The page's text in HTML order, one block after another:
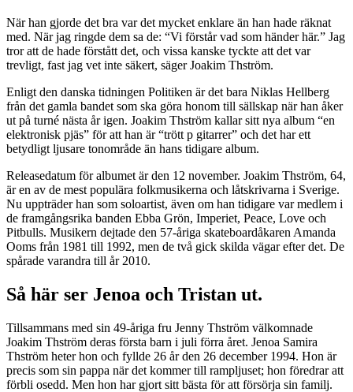
När han gjorde det bra var det mycket enklare än han hade räknat
med. När jag ringde dem sa de: “Vi förstår vad som händer här.” Jag
tror att de hade förstått det, och vissa kanske tyckte att det var
trevligt, fast jag vet inte säkert, säger Joakim Thström.
Enligt den danska tidningen Politiken är det bara Niklas Hellberg
från det gamla bandet som ska göra honom till sällskap när han åker
ut på turné nästa år igen. Joakim Thström kallar sitt nya album “en
elektronisk pjäs” för att han är “trött p gitarrer” och det har ett
betydligt ljusare tonområde än hans tidigare album.
Releasedatum för albumet är den 12 november. Joakim Thström, 64,
är en av de mest populära folkmusikerna och låtskrivarna i Sverige.
Nu uppträder han som soloartist, även om han tidigare var medlem i
de framgångsrika banden Ebba Grön, Imperiet, Peace, Love och
Pitbulls. Musikern dejtade den 57-åriga skateboardåkaren Amanda
Ooms från 1981 till 1992, men de två gick skilda vägar efter det. De
spårade varandra till år 2010.
Så här ser Jenoa och Tristan ut.
Tillsammans med sin 49-åriga fru Jenny Thström välkomnade
Joakim Thström deras första barn i juli förra året. Jenoa Samira
Thström heter hon och fyllde 26 år den 26 december 1994. Hon är
precis som sin pappa när det kommer till rampljuset; hon föredrar att
förbli osedd. Men hon har gjort sitt bästa för att försörja sin familj.